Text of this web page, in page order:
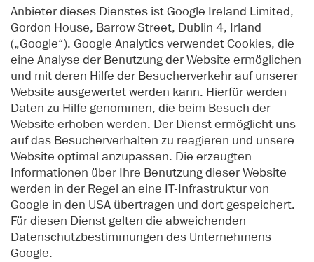
Anbieter dieses Dienstes ist Google Ireland Limited,
Gordon House, Barrow Street, Dublin 4, Irland
(„Google“). Google Analytics verwendet Cookies, die
eine Analyse der Benutzung der Website ermöglichen
und mit deren Hilfe der Besucherverkehr auf unserer
Website ausgewertet werden kann. Hierfür werden
Daten zu Hilfe genommen, die beim Besuch der
Website erhoben werden. Der Dienst ermöglicht uns
auf das Besucherverhalten zu reagieren und unsere
Website optimal anzupassen. Die erzeugten
Informationen über Ihre Benutzung dieser Website
werden in der Regel an eine IT-Infrastruktur von
Google in den USA übertragen und dort gespeichert.
Für diesen Dienst gelten die abweichenden
Datenschutzbestimmungen des Unternehmens
Google.